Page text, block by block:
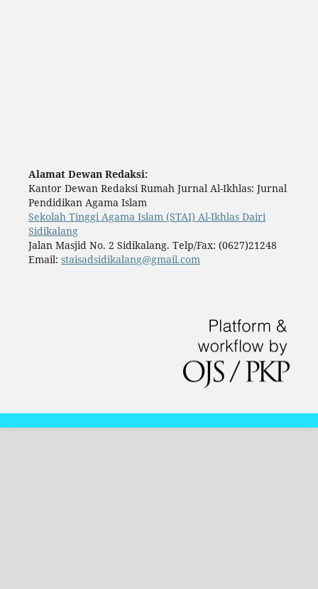
Alamat Dewan Redaksi:
Kantor Dewan Redaksi Rumah Jurnal Al-Ikhlas: Jurnal
Pendidikan Agama Islam
Sekolah Tinggi Agama Islam (STAI) Al-Ikhlas Dairi
Sidikalang
Jalan Masjid No. 2 Sidikalang. Telp/Fax: (0627)21248
Email: staisadsidikalang@gmail.com